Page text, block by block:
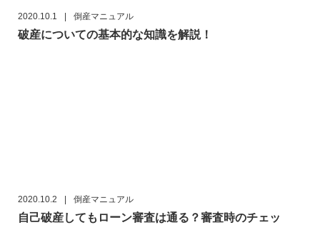
2020.10.1 倒産マニュアル
破産についての基本的な知識を解説！
2020.10.2 倒産マニュアル
自己破産してもローン審査は通る？審査時のチェッ